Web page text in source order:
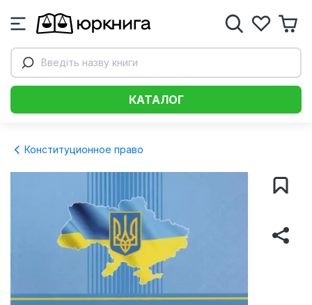
Введіть назву книги
КАТАЛОГ
Конституционное право